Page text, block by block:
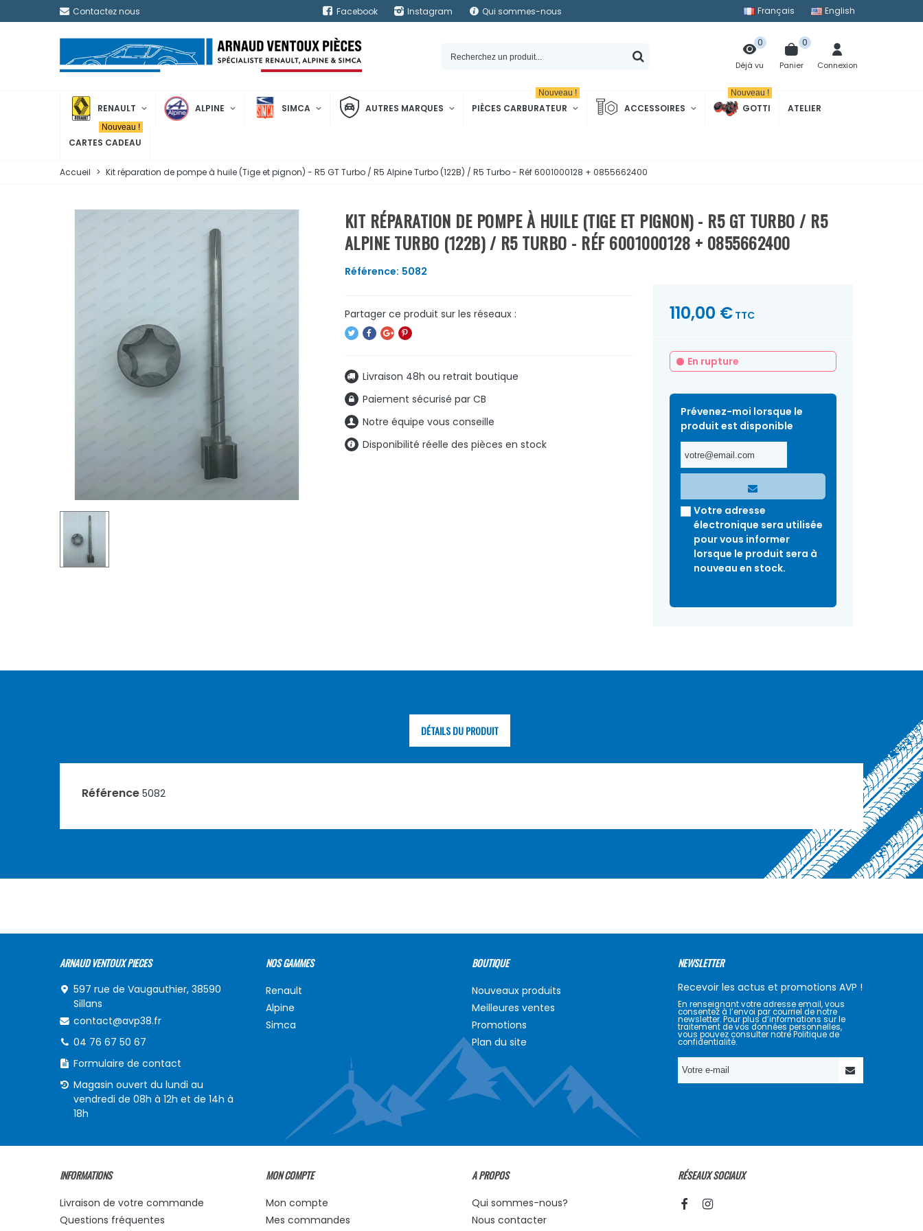
Contactez nous Facebook Instagram Qui sommes-nous Français English
Déjà vu
0
Panier
0
Connexion
RENAULT ALPINE SIMCA AUTRES MARQUES PIÈCES CARBURATEUR
Nouveau !
ACCESSOIRES GOTTI
Nouveau !
ATELIER
CARTES CADEAU
Nouveau !
Accueil > Kit réparation de pompe à huile (Tige et pignon) - R5 GT Turbo / R5 Alpine Turbo (122B) / R5 Turbo - Réf 6001000128 + 0855662400
KIT RÉPARATION DE POMPE À HUILE (TIGE ET PIGNON) - R5 GT TURBO / R5
ALPINE TURBO (122B) / R5 TURBO - RÉF 6001000128 + 0855662400
Référence: 5082
Livraison 48h ou retrait boutique
Paiement sécurisé par CB
Notre équipe vous conseille
Disponibilité réelle des pièces en stock
110,00 € TTC
En rupture
Prévenez-moi lorsque le
produit est disponible
Votre adresse
électronique sera utilisée
pour vous informer
lorsque le produit sera à
nouveau en stock.
DÉTAILS DU PRODUIT
Référence 5082
ARNAUD VENTOUX PIECES
597 rue de Vaugauthier, 38590
Sillans
contact@avp38.fr
04 76 67 50 67
Formulaire de contact
Magasin ouvert du lundi au
vendredi de 08h à 12h et de 14h à
18h
NOS GAMMES
Renault
Alpine
Simca
BOUTIQUE
Nouveaux produits
Meilleures ventes
Promotions
Plan du site
NEWSLETTER
Recevoir les actus et promotions AVP !
En renseignant votre adresse email, vous
consentez à l’envoi par courriel de notre
newsletter. Pour plus d’informations sur le
traitement de vos données personnelles,
vous pouvez consulter notre Politique de
confidentialité.
INFORMATIONS
Livraison de votre commande
Questions fréquentes
MON COMPTE
Mon compte
Mes commandes
A PROPOS
Qui sommes-nous?
Nous contacter
RÉSEAUX SOCIAUX